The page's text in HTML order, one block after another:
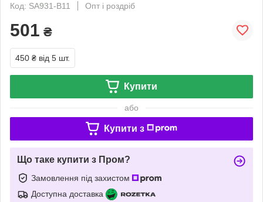
Код: SA931-B11
Опт і роздріб
501 ₴
450 ₴ від 5 шт.
Купити
або
Купити з
Що таке купити з Пром?
Замовлення під захистом
Доступна доставка